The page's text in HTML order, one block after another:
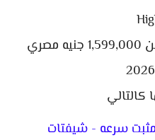
سعر السياره الرسمي المعلن 1,599,000 جنيه مصري
كالتالي
سرعه - شيفتات